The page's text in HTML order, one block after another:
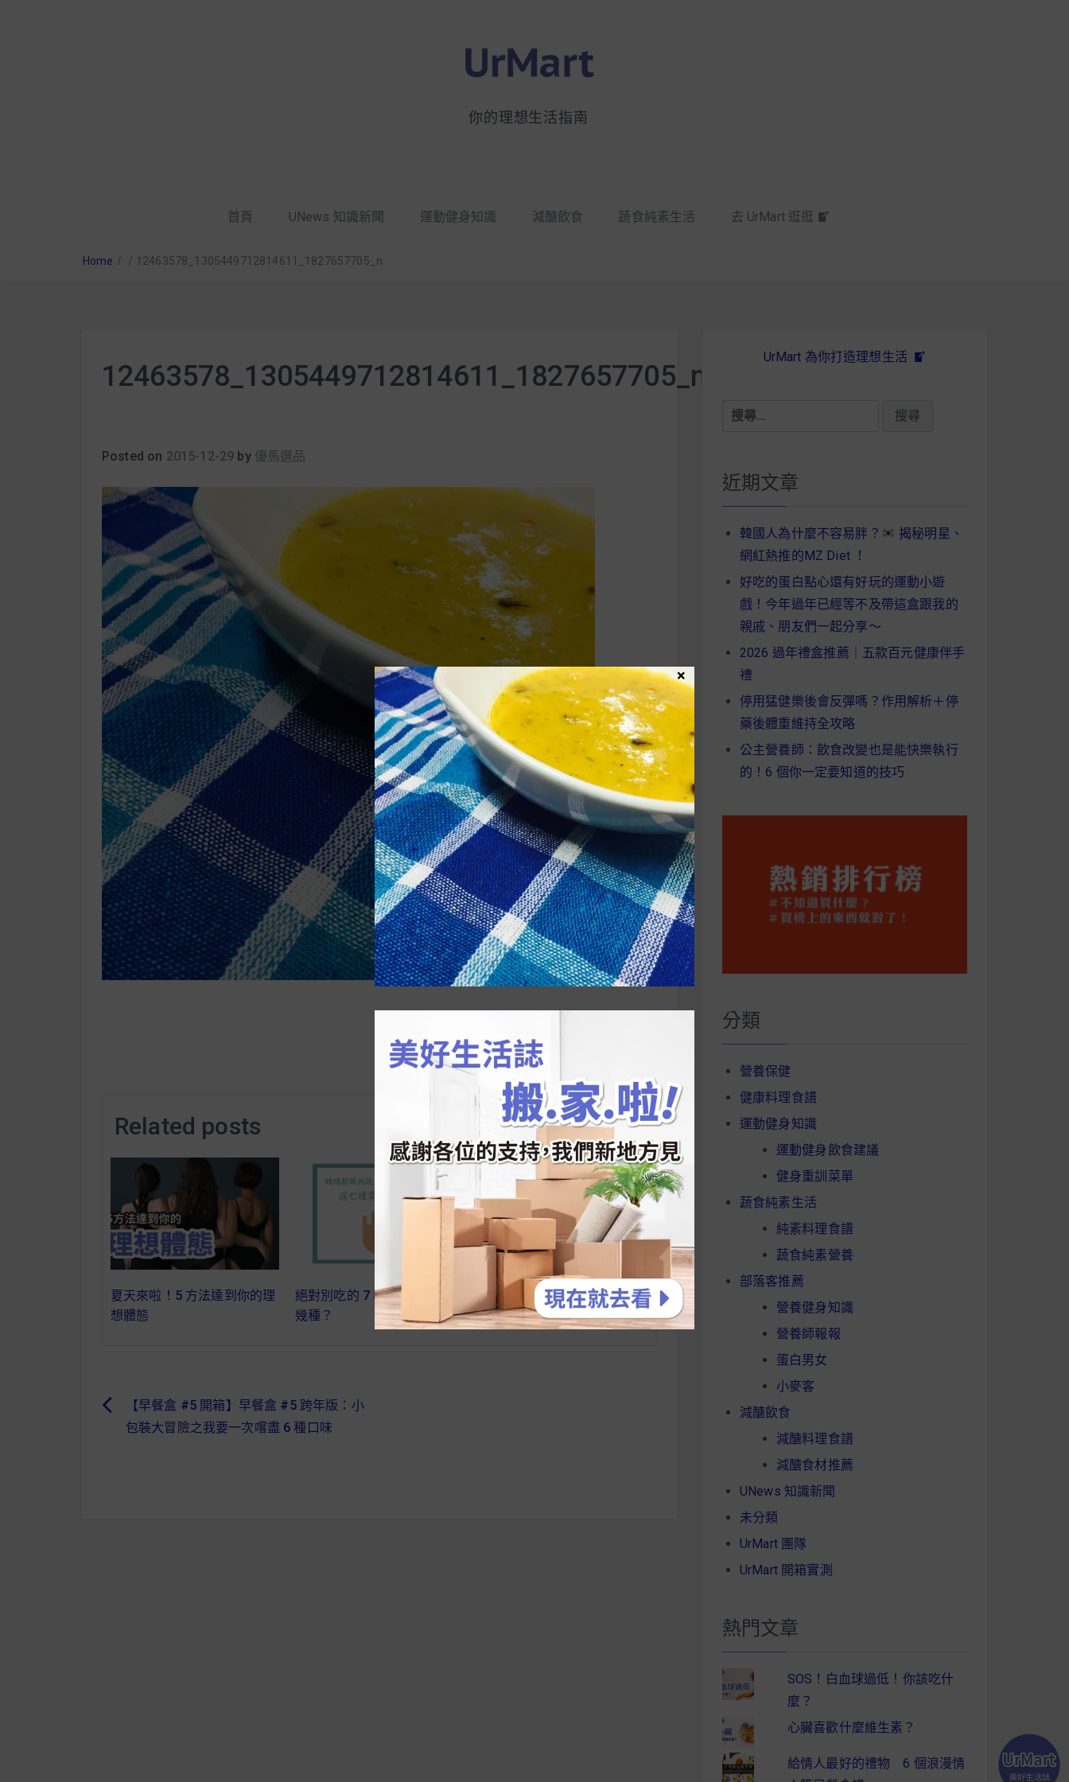
你的理想生活指南
首頁 UNews 知識新聞 運動健身知識 減醣飲食 蔬食純素生活 去 UrMart 逛逛
Home / / 12463578_1305449712814611_1827657705_n
12463578_1305449712814611_1827657705_n
Posted on 2015-12-29 by 優馬選品
Related posts
夏天來啦！5 方法達到你的理
想體態
絕對別吃的 7 種零食，你吃了
幾種？
【 麥片女孩 Kate 】終於等到
你了！德國漢妮低脂水果麥片
文
【早餐盒 #5 開箱】早餐盒 #5 跨年版：小
包裝大冒險之我要一次嚐盡 6 種口味
UrMart 為你打造理想生活
搜
鍵
近期文章
韓國人為什麼不容易胖？
揭秘明星、
網紅熱推的MZ Diet ！
好吃的蛋白點心還有好玩的運動小遊
戲！今年過年已經等不及帶這盒跟我的
親戚、朋友們一起分享～
2026 過年禮盒推薦｜五款百元健康伴手
禮
停用猛健樂後會反彈嗎？作用解析＋停
藥後體重維持全攻略
公主營養師：飲食改變也是能快樂執行
的！6 個你一定要知道的技巧
分類
營養保健
健康料理食譜
運動健身知識
運動健身飲食建議
健身重訓菜單
蔬食純素生活
純素料理食譜
蔬食純素營養
部落客推薦
營養健身知識
營養師報報
蛋白男女
小麥客
減醣飲食
減醣料理食譜
減醣食材推薦
UNews 知識新聞
未分類
UrMart 團隊
UrMart 開箱實測
熱門文章
SOS！白血球過低！你該吃什
麼？
心臟喜歡什麼維生素？
給情人最好的禮物 6 個浪漫情
×